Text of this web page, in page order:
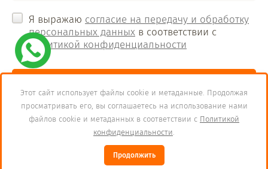
Я выражаю согласие на передачу и обработку
персональных данных в соответствии с
Политикой конфиденциальности
Copyright © 2012 - 2023 ООО "ВЕРКОН-техника"
Мегагрупп.ру
Этот сайт использует файлы cookie и метаданные. Продолжая
просматривать его, вы соглашаетесь на использование нами
файлов cookie и метаданных в соответствии с Политикой
конфиденциальности.
Продолжить